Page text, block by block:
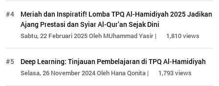
#4
Meriah dan Inspiratif! Lomba TPQ Al-Hamidiyah 2025 Jadikan
Ajang Prestasi dan Syiar Al-Qur’an Sejak Dini
Sabtu, 22 Februari 2025 Oleh MUhammad Yasir | 1,810 views
#5 Deep Learning: Tinjauan Pembelajaran di TPQ Al-Hamidiyah
Selasa, 26 November 2024 Oleh Hana Qonita | 1,793 views